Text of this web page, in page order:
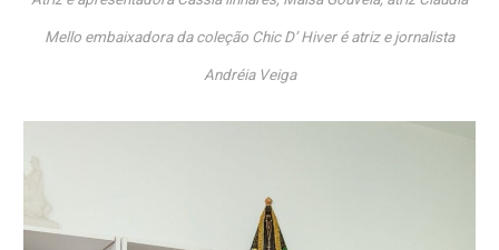
Mello embaixadora da coleção Chic D’ Hiver é atriz e jornalista
Andréia Veiga